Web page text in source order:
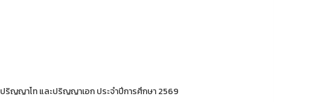
ญาโท และปริญญาเอก ประจำปีการศึกษา 2569